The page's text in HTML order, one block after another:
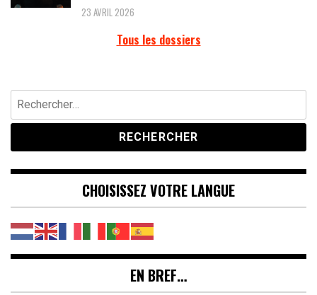
23 AVRIL 2026
Tous les dossiers
Rechercher :
CHOISISSEZ VOTRE LANGUE
EN BREF…